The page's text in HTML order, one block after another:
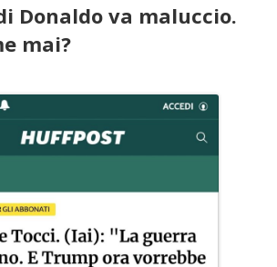
Donaldo va maluccio.
mai?